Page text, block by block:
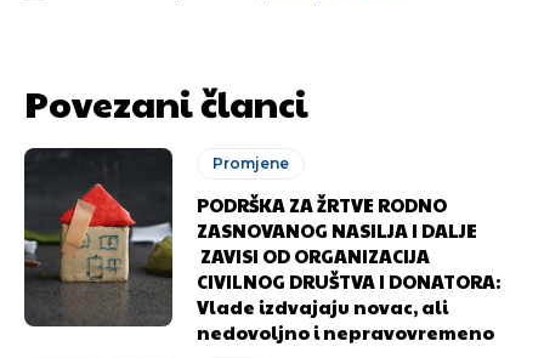
Povezani članci
Promjene
PODRŠKA ZA ŽRTVE RODNO
ZASNOVANOG NASILJA I DALJE
ZAVISI OD ORGANIZACIJA
CIVILNOG DRUŠTVA I DONATORA:
Vlade izdvajaju novac, ali
nedovoljno i nepravovremeno